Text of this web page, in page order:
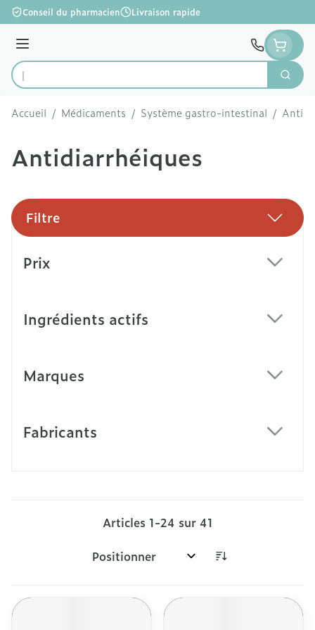
Aller au contenu
Conseil du pharmacien Livraison rapide
Menu
Rechercher
Accueil / Médicaments / Système gastro-intestinal /
Antidiarrhéiques
Filtre
Prix
Ingrédients actifs
Marques
Fabricants
Articles 1-24 sur 41
Trier par: